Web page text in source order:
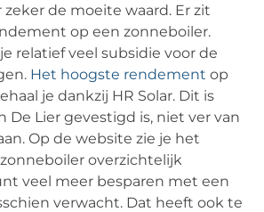
de moeite waard. Er zit
op een zonneboiler.
relatief veel subsidie voor de
Het hoogste rendement op
je dankzij HR Solar. Dit is
De Lier gevestigd is, niet ver van
Op de website zie je het
overzichtelijk
veel meer besparen met een
verwacht. Dat heeft ook te